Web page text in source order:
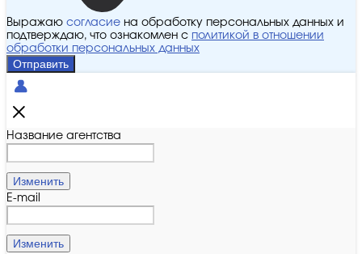
Выражаю согласие на обработку персональных данных и
подтверждаю, что ознакомлен с политикой в отношении
обработки персональных данных
Отправить
Название агентства
Изменить
E-mail
Изменить